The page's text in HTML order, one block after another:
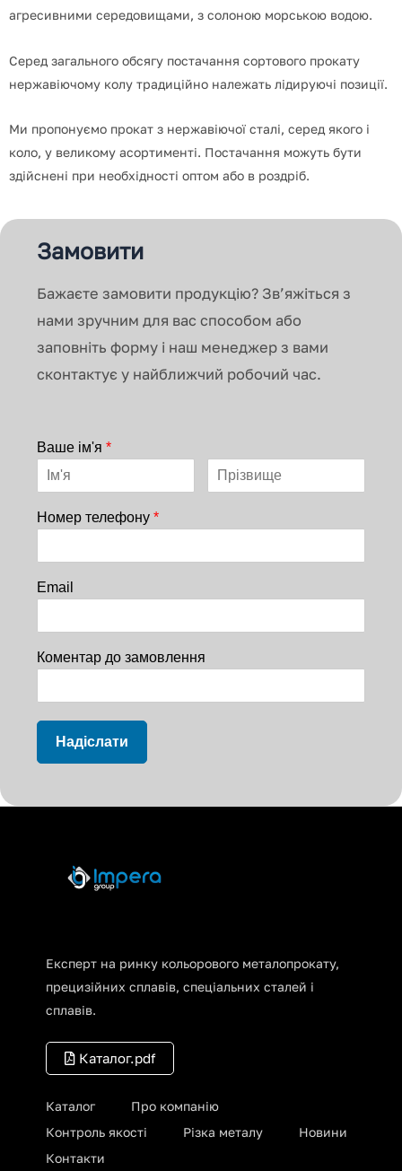
агресивними середовищами, з солоною морською водою.
Серед загального обсягу постачання сортового прокату
нержавіючому колу традиційно належать лідируючі позиції.
Ми пропонуємо прокат з нержавіючої сталі, серед якого і
коло, у великому асортименті. Постачання можуть бути
здійснені при необхідності оптом або в роздріб.
Замовити
Бажаєте замовити продукцію? Зв’яжіться з
нами зручним для вас способом або
заповніть форму і наш менеджер з вами
сконтактує у найближчий робочий час.
Ваше ім'я*
Номер телефону*
Email
Коментар до замовлення
Надіслати
Експерт на ринку кольорового металопрокату,
прецизійних сплавів, спеціальних сталей і
сплавів.
Каталог.pdf
Каталог
Про компанію
Контроль якості
Різка металу
Новини
Контакти